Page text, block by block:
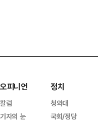
오피니언
칼럼
기자의 눈
정치
청와대
국회/정당